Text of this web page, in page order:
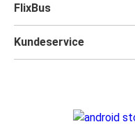
FlixBus
Kundeservice